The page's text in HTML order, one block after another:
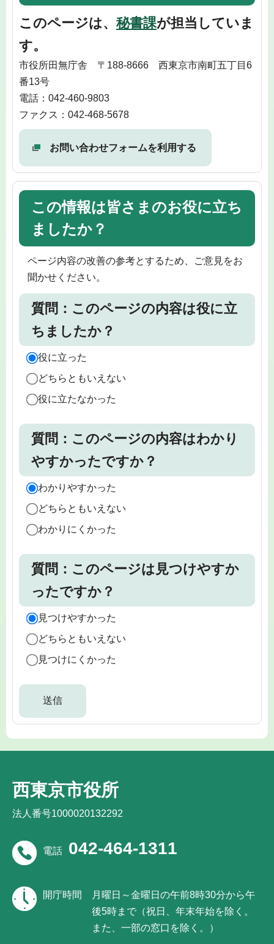
このページは、 秘書課が担当していま
す。
市役所田無庁舎 〒188-8666 西東京市南町五丁目6
番13号
電話：042-460-9803
ファクス：042-468-5678
お問い合わせフォームを利用する
この情報は皆さまのお役に立ち
ましたか？
ページ内容の改善の参考とするため、ご意見をお
聞かせください。
質問：このページの内容は役に立
ちましたか？
役に立った
どちらともいえない
役に立たなかった
質問：このページの内容はわかり
やすかったですか？
わかりやすかった
どちらともいえない
わかりにくかった
質問：このページは見つけやすか
ったですか？
見つけやすかった
どちらともいえない
見つけにくかった
西東京市役所
法人番号1000020132292
電話 042-464-1311
開庁時間
月曜日～金曜日の午前8時30分から午
後5時まで（祝日、年末年始を除く。
また、一部の窓口を除く。）